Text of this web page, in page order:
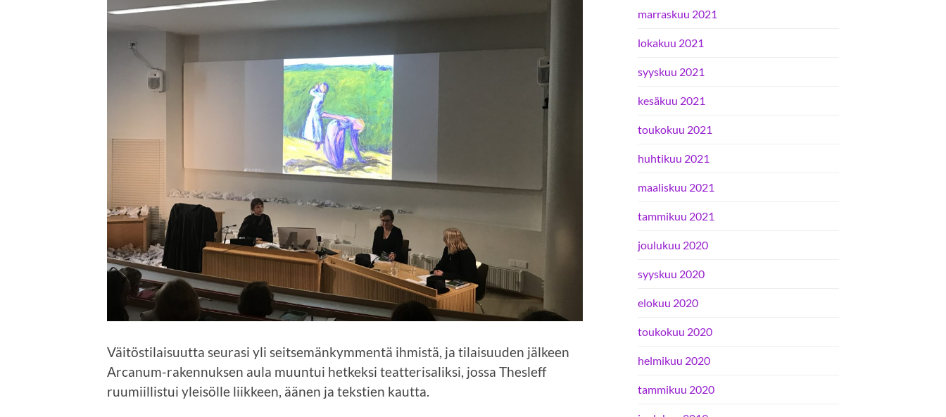
Väitöstilaisuutta seurasi yli seitsemänkymmentä ihmistä, ja tilaisuuden jälkeen
Arcanum-rakennuksen aula muuntui hetkeksi teatterisaliksi, jossa Thesleff
ruumiillistui yleisölle liikkeen, äänen ja tekstien kautta.
marraskuu 2021
lokakuu 2021
syyskuu 2021
kesäkuu 2021
toukokuu 2021
huhtikuu 2021
maaliskuu 2021
tammikuu 2021
joulukuu 2020
syyskuu 2020
elokuu 2020
toukokuu 2020
helmikuu 2020
tammikuu 2020